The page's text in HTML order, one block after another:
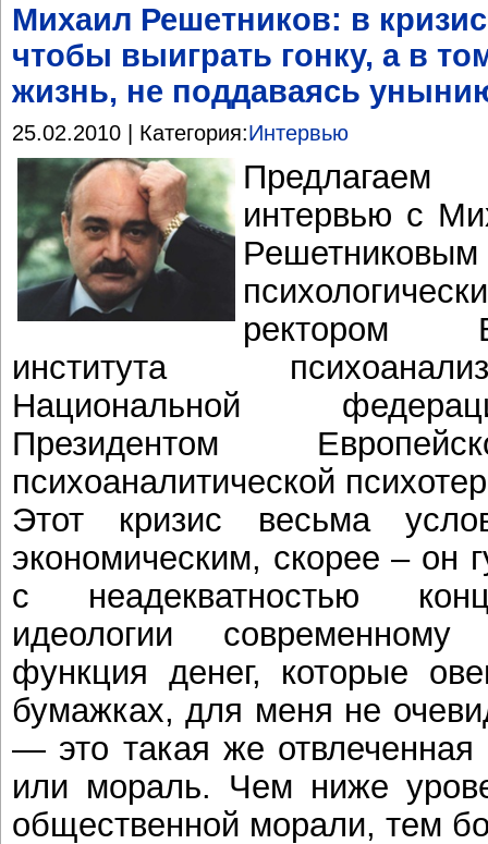
Михаил Решетников: в
чтобы выиграть гонку, а в
жизнь, не поддаваясь
25.02.2010 | Категория:Интервью
интервью с
ректором
института
Национальной
Президентом
психоаналитической
Этот кризис весьма
экономическим, скорее – он
с неадекватностью
идеологии
функция денег, которые
бумажках, для меня не
— это такая же отвлеченная
или мораль. Чем ниже
общественной морали, тем